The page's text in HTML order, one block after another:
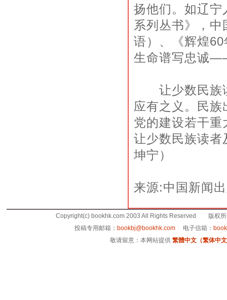
扬他们。如辽宁
系列丛书》，
语）、《辉煌
生命谱写忠诚
让少数民族读
应有之义。民
党的建设若干
让少数民族读者
坤宁）
来源:中国新闻
Copyright(c) bookhk.com 2003 All Rights Reserved 版权
投稿专用邮箱： bookbj@bookhk.com 电子信箱：
敬请留意：本网站提供 繁體中文（繁体中